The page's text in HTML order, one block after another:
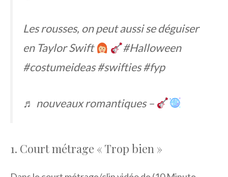
Les rousses, on peut aussi se déguiser
en Taylor Swift
#Halloween
#costumeideas #swifties #fyp
♬ nouveaux romantiques –
1. Court métrage « Trop bien »